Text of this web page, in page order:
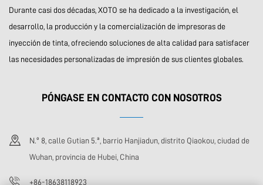
Durante casi dos décadas, XOTO se ha dedicado a la investigación, el
desarrollo, la producción y la comercialización de impresoras de
inyección de tinta, ofreciendo soluciones de alta calidad para satisfacer
las necesidades personalizadas de impresión de sus clientes globales.
PÓNGASE EN CONTACTO CON NOSOTROS
N.º 8, calle Gutian 5.ª, barrio Hanjiadun, distrito Qiaokou, ciudad de
Wuhan, provincia de Hubei, China
+86-18638118923